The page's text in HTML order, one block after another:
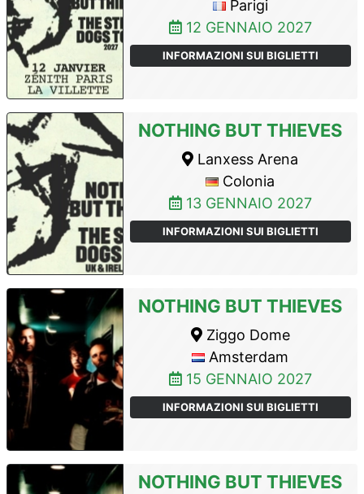
Parigi
12 GENNAIO 2027
INFORMAZIONI SUI BIGLIETTI
NOTHING BUT THIEVES
Lanxess Arena
Colonia
13 GENNAIO 2027
INFORMAZIONI SUI BIGLIETTI
NOTHING BUT THIEVES
Ziggo Dome
Amsterdam
15 GENNAIO 2027
INFORMAZIONI SUI BIGLIETTI
NOTHING BUT THIEVES